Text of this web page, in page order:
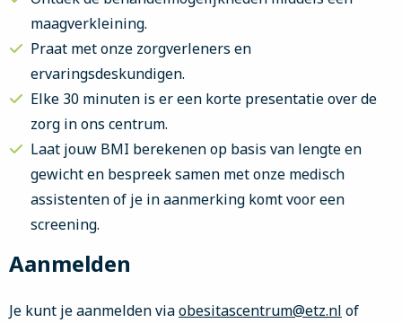
maagverkleining.
Praat met onze zorgverleners en
ervaringsdeskundigen.
Elke 30 minuten is er een korte presentatie over de
zorg in ons centrum.
Laat jouw BMI berekenen op basis van lengte en
gewicht en bespreek samen met onze medisch
assistenten of je in aanmerking komt voor een
screening.
Aanmelden
Je kunt je aanmelden viaobesitascentrum@etz.nl of